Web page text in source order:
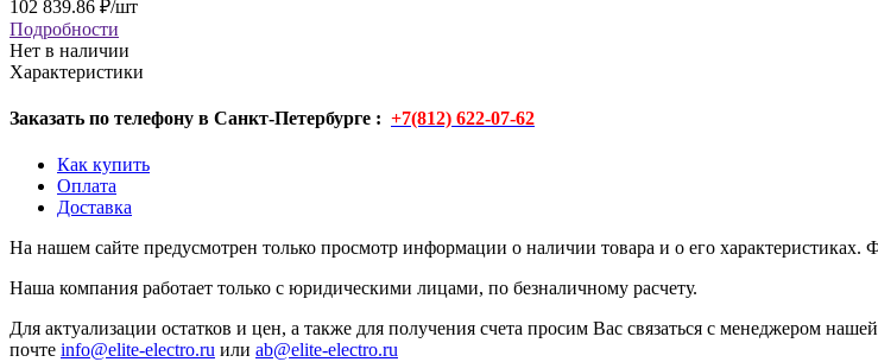
102 839.86 ₽/шт
Подробности
Нет в наличии
Характеристики
Заказать по телефону в Санкт-Петербурге : +7(812) 622-07-62
Как купить
Оплата
Доставка
На нашем сайте предусмотрен только просмотр информации о наличии товара и о его характеристиках.
Наша компания работает только с юридическими лицами, по безналичному расчету.
Для актуализации остатков и цен, а также для получения счета просим Вас связаться с менеджером
почте info@elite-electro.ru или ab@elite-electro.ru